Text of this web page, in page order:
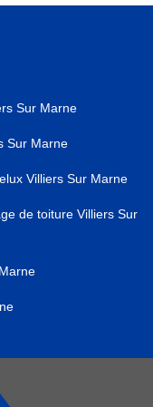
Sur Marne
Sur Marne
Villiers Sur Marne
de toiture Villiers Sur